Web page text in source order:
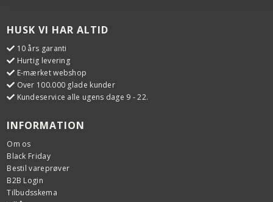
HUSK VI HAR ALTID
10 års garanti
Hurtig levering
E-mærket webshop
Over 100.000 glade kunder
Kundeservice alle ugens dage 9 - 22.
INFORMATION
Om os
Black Friday
Bestil vareprøver
B2B Login
Tilbudsskema